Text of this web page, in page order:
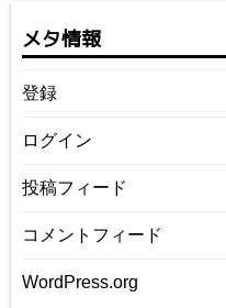
メタ情報
登録
ログイン
投稿フィード
コメントフィード
WordPress.org